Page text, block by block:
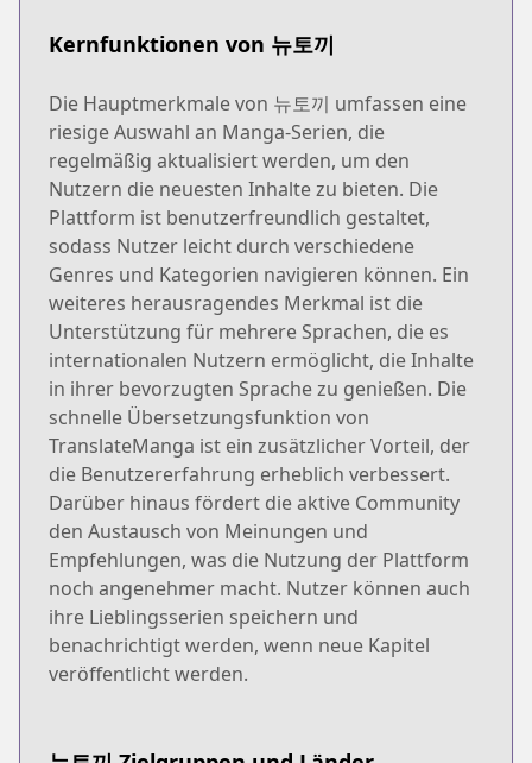
Kernfunktionen von 뉴토끼
Die Hauptmerkmale von 뉴토끼 umfassen eine
riesige Auswahl an Manga-Serien, die
regelmäßig aktualisiert werden, um den
Nutzern die neuesten Inhalte zu bieten. Die
Plattform ist benutzerfreundlich gestaltet,
sodass Nutzer leicht durch verschiedene
Genres und Kategorien navigieren können. Ein
weiteres herausragendes Merkmal ist die
Unterstützung für mehrere Sprachen, die es
internationalen Nutzern ermöglicht, die Inhalte
in ihrer bevorzugten Sprache zu genießen. Die
schnelle Übersetzungsfunktion von
TranslateManga ist ein zusätzlicher Vorteil, der
die Benutzererfahrung erheblich verbessert.
Darüber hinaus fördert die aktive Community
den Austausch von Meinungen und
Empfehlungen, was die Nutzung der Plattform
noch angenehmer macht. Nutzer können auch
ihre Lieblingsserien speichern und
benachrichtigt werden, wenn neue Kapitel
veröffentlicht werden.